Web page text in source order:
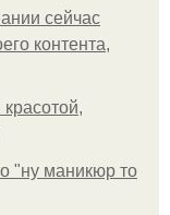
сейчас
контента,
"ну маникюр то